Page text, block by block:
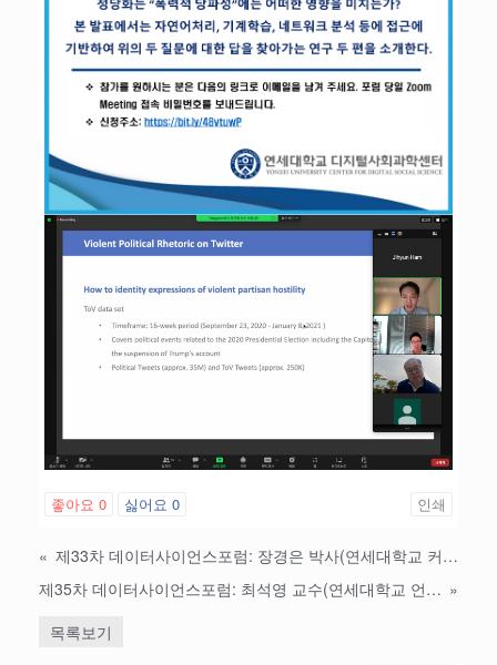
좋아요 0 싫어요 0 인쇄
«
제33차 데이터사이언스포럼: 장경은 박사(연세대학교 커뮤니케이션연구소 전문연구원)
제35차 데이터사이언스포럼: 최석영 교수(연세대학교 언론홍보영상학부) »
목록보기